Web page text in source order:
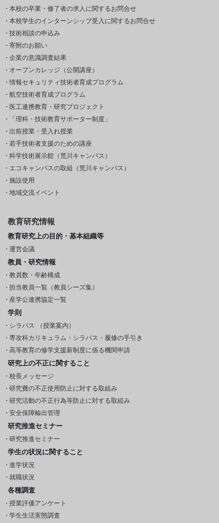
本校の卒業・修了者の求人に関するお問合せ
本校学生のインターンシップ受入に関するお問合せ
技術相談の申込み
寄附のお願い
企業の意識調査結果
オープンカレッジ（公開講座）
情報セキュリティ技術者育成プログラム
航空技術者育成プログラム
医工連携教育・研究プロジェクト
「理科・技術教育サポーター制度」
出前授業・受入れ授業
若手技術者支援のための講座
科学技術展示館（荒川キャンパス）
エコキャンパスの取組（荒川キャンパス）
施設使用
地域交流イベント
教育研究情報
教育研究上の目的・基本組織等
運営会議
教員・研究情報
教員数・年齢構成
担当教員一覧（教員シーズ集）
産学公連携協定一覧
学則
シラバス （授業案内）
専攻科カリキュラム・シラバス・履修の手引き
高等教育の修学支援新制度に係る機関申請
研究上の不正に関すること
校長メッセージ
研究費の不正使用防止に対する取組み
研究活動の不正行為等防止に対する取組み
安全保障輸出管理
研究推進セミナー
研究推進セミナー
学生の状況に関すること
進学状況
就職状況
各種調査
授業評価アンケート
学生生活実態調査